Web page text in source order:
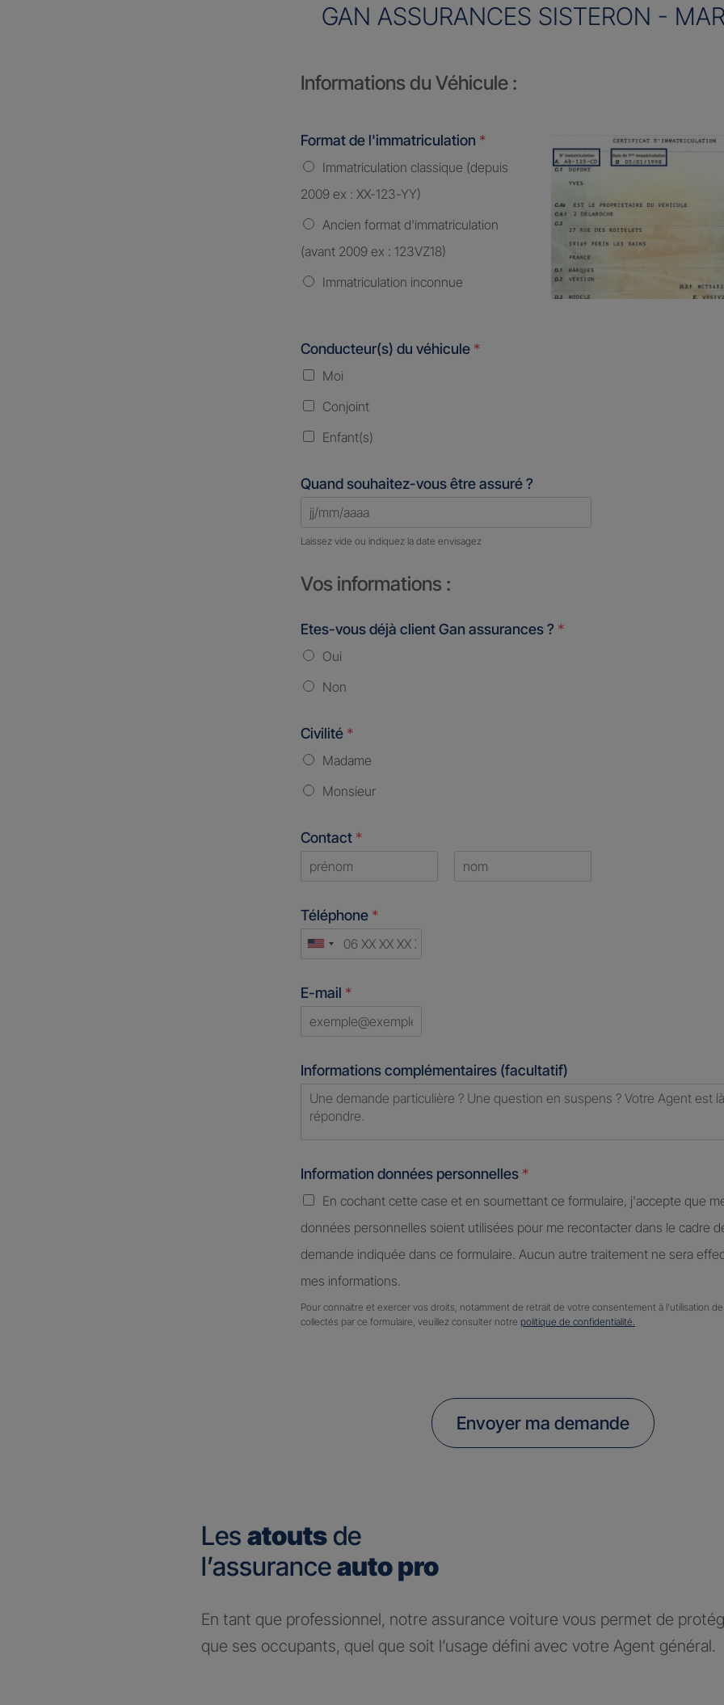
GAN ASSURANCES SISTERON -
Informations du Véhicule :
Format de l'immatriculation *
Immatriculation classique (depuis
2009 ex : XX-123-YY)
Ancien format d'immatriculation
(avant 2009 ex : 123VZ18)
Immatriculation inconnue
Conducteur(s) du véhicule *
Moi
Conjoint
Enfant(s)
Quand souhaitez-vous être assuré ?
Laissez vide ou indiquez la date envisagez
Vos informations :
Etes-vous déjà client Gan assurances ? *
Oui
Non
Civilité *
Madame
Monsieur
Contact *
Téléphone *
United
E-mail *
Informations complémentaires (facultatif)
Information données personnelles *
En cochant cette case et en soumettant ce formulaire, j'accepte que
données personnelles soient utilisées pour me recontacter dans le cadre
demande indiquée dans ce formulaire. Aucun autre traitement ne sera
mes informations.
Pour connaitre et exercer vos droits, notamment de retrait de votre consentement à l'utilisation
collectés par ce formulaire, veuillez consulter notre politique de confidentialité.
Envoyer ma demande
Les atoutsde
l’assuranceauto pro
En tant que professionnel, notre assurance voiture vous permet de
que ses occupants, quel que soit l’usage défini avec votre Agent général.